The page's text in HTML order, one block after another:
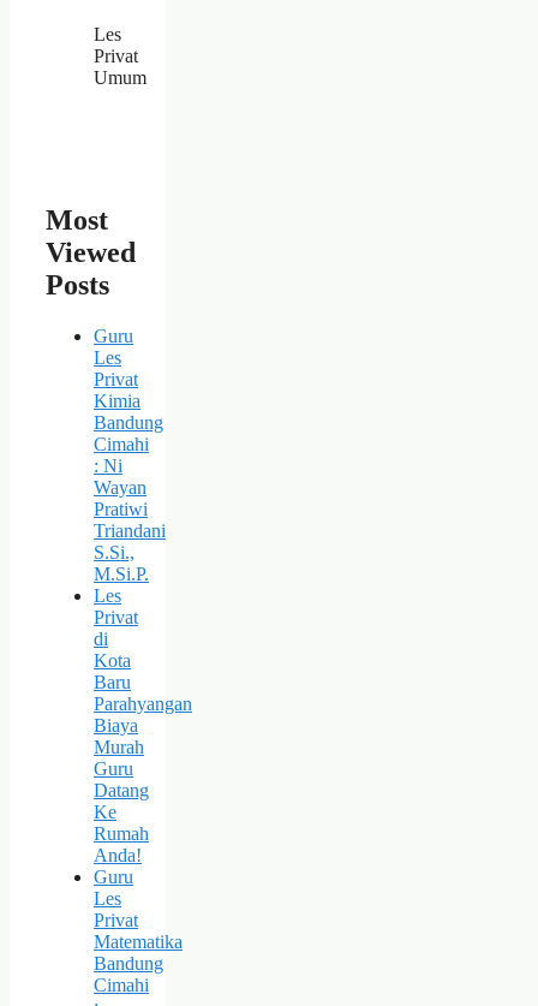
Les
Privat
Umum
Most
Viewed
Posts
Guru
Les
Privat
Kimia
Bandung
Cimahi
: Ni
Wayan
Pratiwi
Triandani
S.Si.,
M.Si.P.
Les
Privat
di
Kota
Baru
Parahyangan
Biaya
Murah
Guru
Datang
Ke
Rumah
Anda!
Guru
Les
Privat
Matematika
Bandung
Cimahi